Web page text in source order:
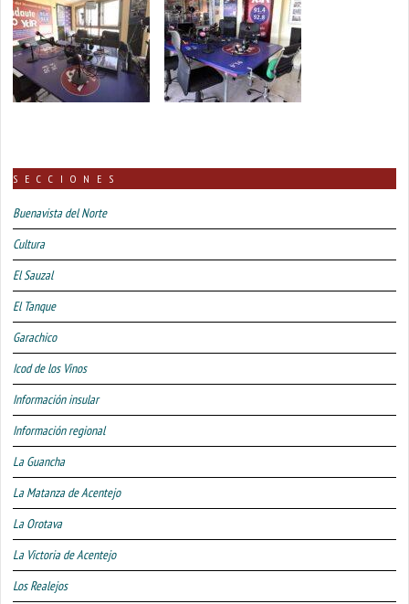
SECCIONES
Buenavista del Norte
Cultura
El Sauzal
El Tanque
Garachico
Icod de los Vinos
Información insular
Información regional
La Guancha
La Matanza de Acentejo
La Orotava
La Victoria de Acentejo
Los Realejos